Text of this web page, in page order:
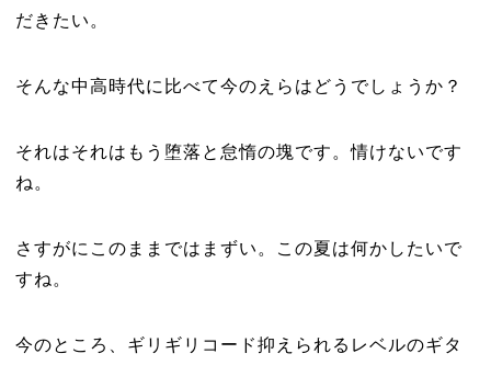
だきたい。
そんな中高時代に比べて今のえらはどうでしょうか？
それはそれはもう堕落と怠惰の塊です。情けないです
ね。
さすがにこのままではまずい。この夏は何かしたいで
すね。
今のところ、ギリギリコード抑えられるレベルのギタ